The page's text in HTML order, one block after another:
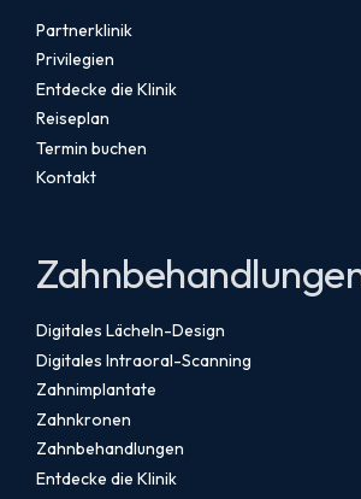
Partnerklinik
Privilegien
Entdecke die Klinik
Reiseplan
Termin buchen
Kontakt
Digitales Lächeln-Design
Digitales Intraoral-Scanning
Zahnimplantate
Zahnkronen
Zahnbehandlungen
Entdecke die Klinik